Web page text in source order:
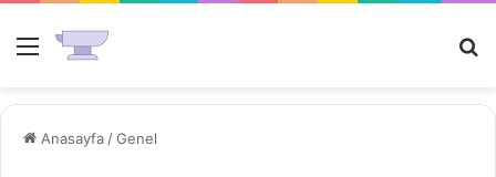
Menü
Anasayfa /Genel